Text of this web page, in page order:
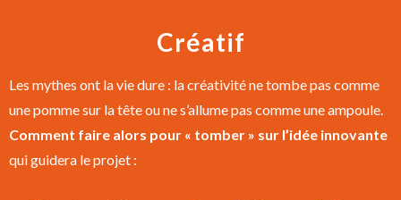
Créatif
Les mythes ont la vie dure : la créativité ne tombe pas comme
une pomme sur la tête ou ne s’allume pas comme une ampoule.
Comment faire alors pour « tomber » sur l’idée innovante
qui guidera le projet :